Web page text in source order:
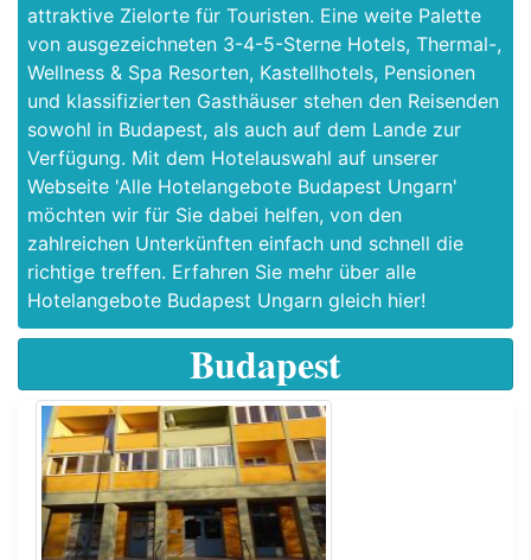
attraktive Zielorte für Touristen. Eine weite Palette
von ausgezeichneten 3-4-5-Sterne Hotels, Thermal-,
Wellness & Spa Resorten, Kastellhotels, Pensionen
und klassifizierten Gasthäuser stehen den Reisenden
sowohl in Budapest, als auch auf dem Lande zur
Verfügung. Mit dem Hotelauswahl auf unserer
Webseite 'Alle Hotelangebote Budapest Ungarn'
möchten wir für Sie dabei helfen, von den
zahlreichen Unterkünften einfach und schnell die
richtige treffen. Erfahren Sie mehr über alle
Hotelangebote Budapest Ungarn gleich hier!
Budapest